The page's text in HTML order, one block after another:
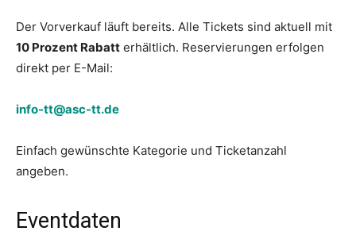
Der Vorverkauf läuft bereits. Alle Tickets sind aktuell mit
10 Prozent Rabatt erhältlich. Reservierungen erfolgen
direkt per E-Mail:
info-tt@asc-tt.de
Einfach gewünschte Kategorie und Ticketanzahl
angeben.
Eventdaten